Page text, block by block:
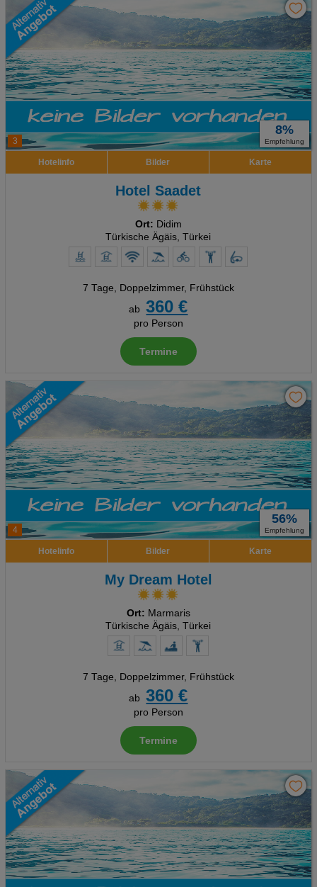
3
8%
Empfehlung
Hotelinfo Bilder Karte
Hotel Saadet
Ort: Didim
Türkische Ägäis, Türkei
7 Tage, Doppelzimmer, Frühstück
ab
360 €
pro Person
Termine
4
56%
Empfehlung
Hotelinfo Bilder Karte
My Dream Hotel
Ort: Marmaris
Türkische Ägäis, Türkei
7 Tage, Doppelzimmer, Frühstück
ab
360 €
pro Person
Termine